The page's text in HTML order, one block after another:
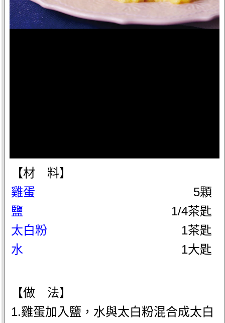
【材 料】
雞蛋
5顆
鹽
1/4茶匙
太白粉
1茶匙
水
1大匙
【做 法】
1.雞蛋加入鹽，水與太白粉混合成太白